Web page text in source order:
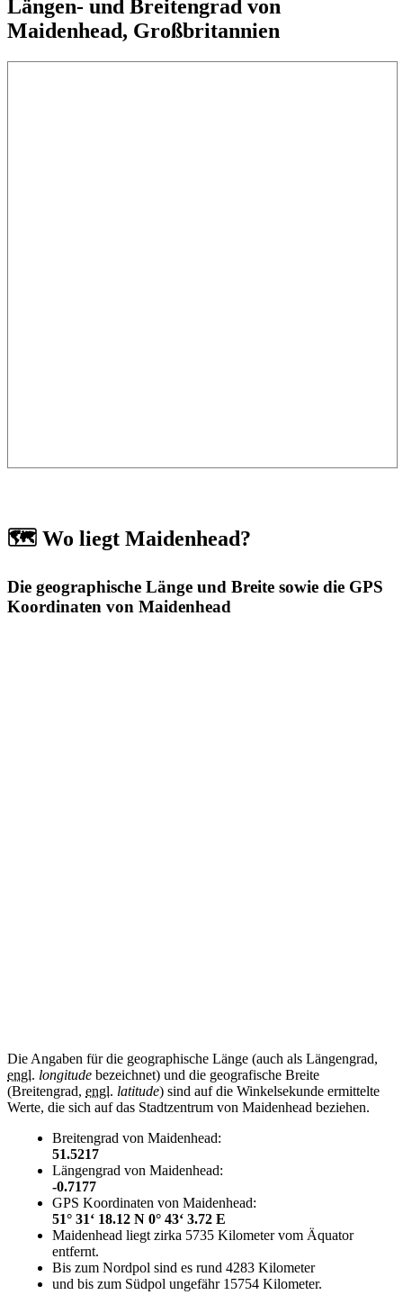
Längen- und Breitengrad von
Maidenhead, Großbritannien
🗺️ Wo liegt Maidenhead?
Die geographische Länge und Breite sowie die GPS
Koordinaten von Maidenhead
Die Angaben für die geographische Länge (auch als Längengrad,
engl. longitude bezeichnet) und die geografische Breite
(Breitengrad, engl. latitude) sind auf die Winkelsekunde ermittelte
Werte, die sich auf das Stadtzentrum von Maidenhead beziehen.
Breitengrad von Maidenhead:
51.5217
Längengrad von Maidenhead:
-0.7177
GPS Koordinaten von Maidenhead:
51° 31‘ 18.12 N 0° 43‘ 3.72 E
Maidenhead liegt zirka 5735 Kilometer vom Äquator
entfernt.
Bis zum Nordpol sind es rund 4283 Kilometer
und bis zum Südpol ungefähr 15754 Kilometer.